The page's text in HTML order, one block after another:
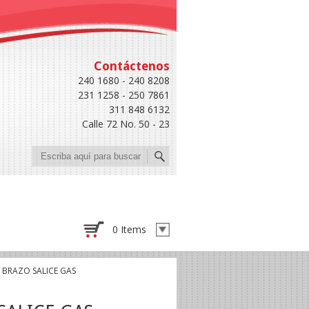
Contáctenos
240 1680 - 240 8208
231 1258 - 250 7861
311 848 6132
Calle 72 No. 50 - 23
Buscar
0 Items
SALICE GAS